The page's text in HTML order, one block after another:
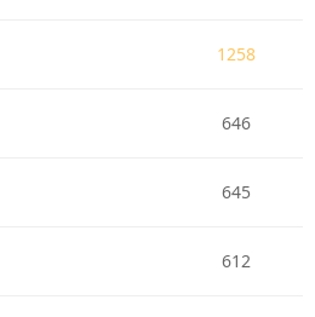
1258
646
645
612